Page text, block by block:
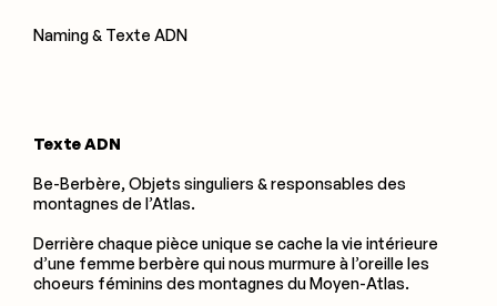
Naming & Texte ADN
Texte ADN
Be-Berbère, Objets singuliers & responsables des
montagnes de l’Atlas.
Derrière chaque pièce unique se cache la vie intérieure
d’une femme berbère qui nous murmure à l’oreille les
choeurs féminins des montagnes du Moyen-Atlas.